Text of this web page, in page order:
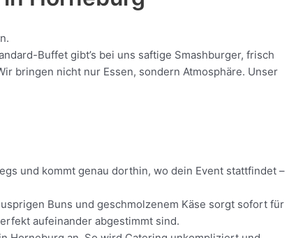
Buffet gibt’s bei uns saftige Smashburger, frisch
bringen nicht nur Essen, sondern Atmosphäre. Unser
und kommt genau dorthin, wo dein Event stattfindet –
Buns und geschmolzenem Käse sorgt sofort für
aufeinander abgestimmt sind.